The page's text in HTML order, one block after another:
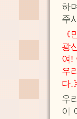
하
주
광
여!
우
다.》
우
이